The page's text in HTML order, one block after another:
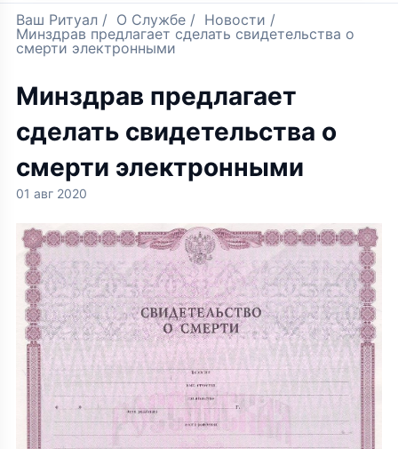
Ваш Ритуал / О Службе / Новости /
Минздрав предлагает сделать свидетельства о
смерти электронными
Минздрав предлагает
сделать свидетельства о
смерти электронными
01 авг 2020